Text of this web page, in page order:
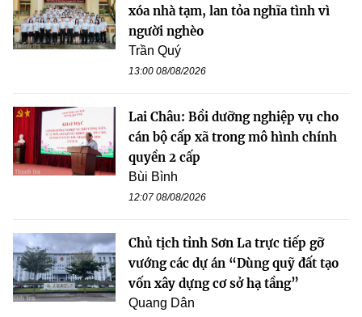
xóa nhà tạm, lan tỏa nghĩa tình vì
người nghèo
Trần Quý
13:00 08/08/2026
Lai Châu: Bồi dưỡng nghiệp vụ cho
cán bộ cấp xã trong mô hình chính
quyền 2 cấp
Bùi Bình
12:07 08/08/2026
Chủ tịch tỉnh Sơn La trực tiếp gỡ
vướng các dự án “Dùng quỹ đất tạo
vốn xây dựng cơ sở hạ tầng”
Quang Dân